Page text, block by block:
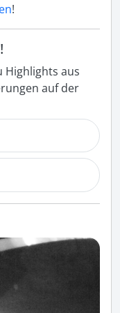
!
Highlights aus
auf der